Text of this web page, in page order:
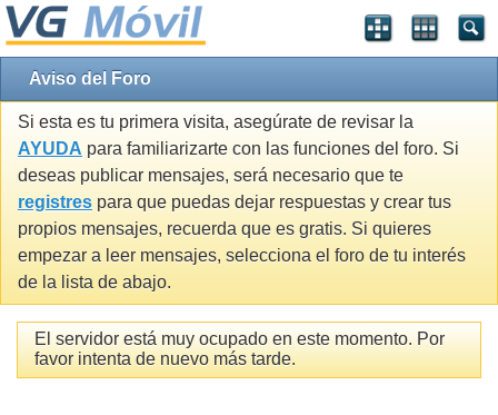
Aviso del Foro
Si esta es tu primera visita, asegúrate de revisar la
AYUDA para familiarizarte con las funciones del foro. Si
deseas publicar mensajes, será necesario que te
registres para que puedas dejar respuestas y crear tus
propios mensajes, recuerda que es gratis. Si quieres
empezar a leer mensajes, selecciona el foro de tu interés
de la lista de abajo.
El servidor está muy ocupado en este momento. Por
favor intenta de nuevo más tarde.